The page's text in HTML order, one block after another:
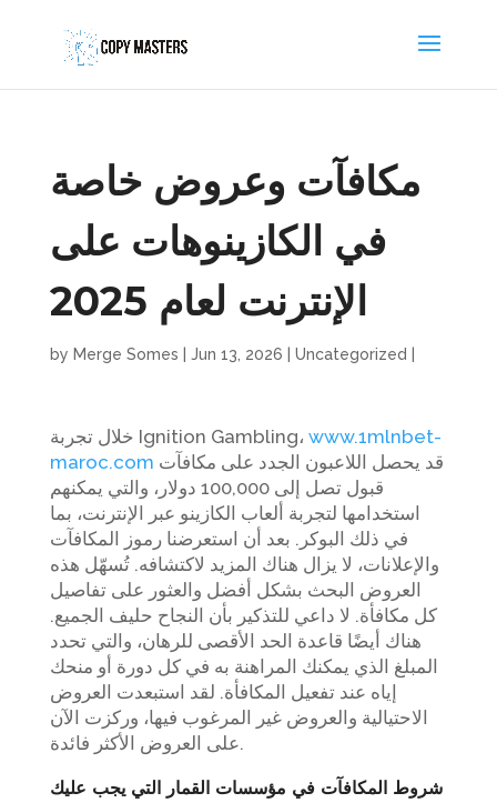
مكافآت وعروض خاصة
في الكازينوهات على
الإنترنت لعام 2025
by Merge Somes Jun 13, 2026 Uncategorized
خلال تجربة Ignition Gambling، www.1mlnbet-
maroc.com
قبول تصل إلى 100,000 دولار، والتي يمكنهم
استخدامها لتجربة ألعاب الكازينو عبر الإنترنت، بما
في ذلك البوكر. بعد أن استعرضنا رموز المكافآت
والإعلانات، لا يزال هناك المزيد لاكتشافه. تُسهّل هذه
العروض البحث بشكل أفضل والعثور على تفاصيل
كل مكافأة. لا داعي للتذكير بأن النجاح حليف الجميع.
هناك أيضًا قاعدة الحد الأقصى للرهان، والتي تحدد
المبلغ الذي يمكنك المراهنة به في كل دورة أو منحك
إياه عند تفعيل المكافأة. لقد استبعدت العروض
الاحتيالية والعروض غير المرغوب فيها، وركزت الآن
على العروض الأكثر فائدة.
شروط المكافآت في مؤسسات القمار التي يجب عليك